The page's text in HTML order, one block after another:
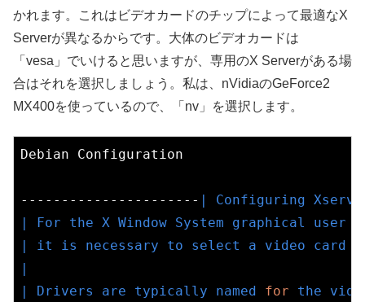
かれます。これはビデオカードのチップによって最適なX
Serverが異なるからです。大体のビデオカードは
「vesa」でいけると思いますが、専用のX Serverがある場
合はそれを選択しましょう。私は、nVidiaのGeForce2
MX400を使っているので、「nv」を選択します。
Debian Configuration
---------------------- | Configuring
| For the X Window System graphical
| it is necessary to select a video card
|
| Drivers are typically named for the